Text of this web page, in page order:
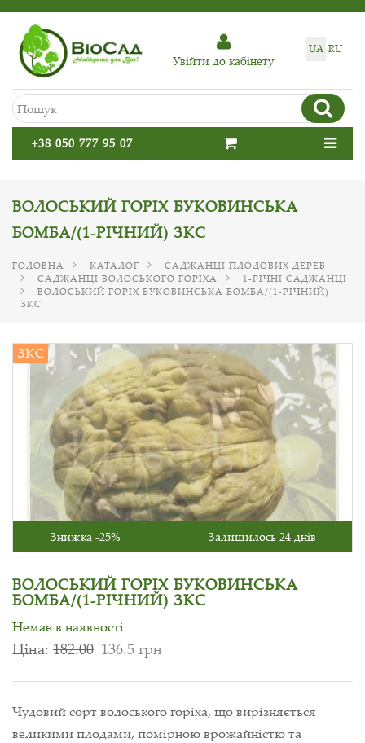
UA RU
Увiйти до кабiнету
+38 050 777 95 07
ВОЛОСЬКИЙ ГОРІХ БУКОВИНСЬКА
БОМБА/(1-РІЧНИЙ) ЗКС
ГОЛОВНА КАТАЛОГ
САДЖАНЦІ ПЛОДОВИХ ДЕРЕВ
САДЖАНЦІ ВОЛОСЬКОГО ГОРІХА
1-РІЧНІ САДЖАНЦІ
ВОЛОСЬКИЙ ГОРІХ БУКОВИНСЬКА БОМБА/(1-РІЧНИЙ)
ЗКС
ЗКС
Знижка -25% Залишилось 24 днів
ВОЛОСЬКИЙ ГОРІХ БУКОВИНСЬКА
БОМБА/(1-РІЧНИЙ) ЗКС
Немає в наявності
Ціна: 182.00 136.5 грн
Чудовий сорт волоського горіха, що вирізняється
великими плодами, помірною врожайністю та